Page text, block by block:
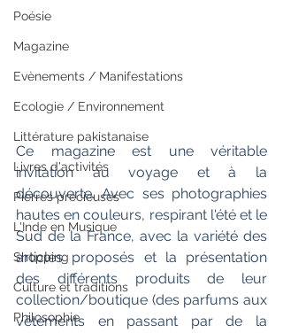
Poésie
Magazine
Evènements / Manifestations
Ecologie / Environnement
Littérature pakistanaise
Livres d'activités
Pierres précieuses
L'Inde en Musique
Shopping
Culture et traditions
Philosophie
Ce magazine est une véritable
invitation au voyage et à la
découverte. Avec ses photographies
hautes en couleurs, respirant l'été et le
Sud de la France, avec la variété des
articles proposés et la présentation
des différents produits de leur
collection/boutique (des parfums aux
vêtements en passant par de la